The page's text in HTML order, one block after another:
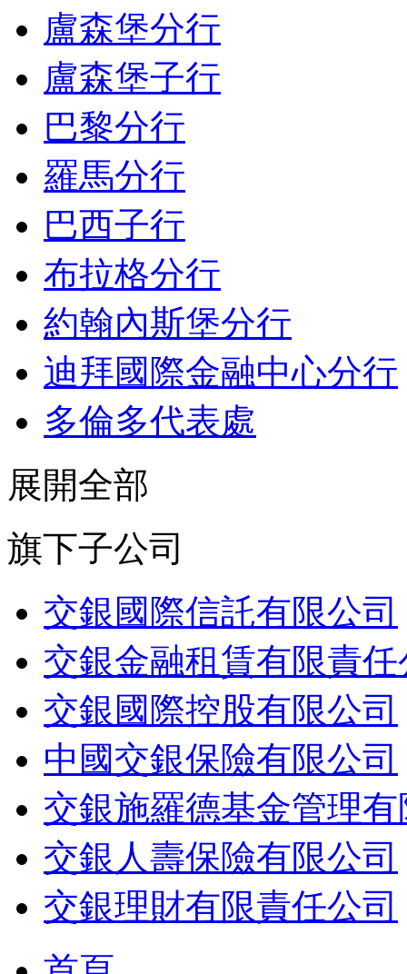
盧森堡分行
盧森堡子行
巴黎分行
羅馬分行
巴西子行
布拉格分行
約翰內斯堡分行
迪拜國際金融中心分行
多倫多代表處
展開全部
旗下子公司
交銀國際信託有限公司
交銀金融租賃有限責任
交銀國際控股有限公司
中國交銀保險有限公司
交銀施羅德基金管理
交銀人壽保險有限公司
交銀理財有限責任公司